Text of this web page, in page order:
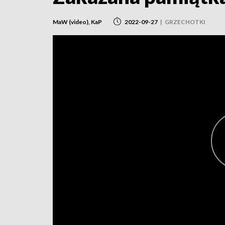
MaW (video), KaP 2022-09-27 | GRZECHOTKI